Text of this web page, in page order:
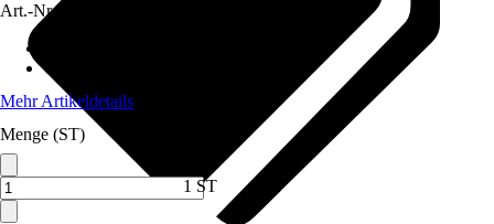
Art.-Nr.
Oberfläche Stiel
Mehr Artikeldetails
Menge (ST)
1 ST